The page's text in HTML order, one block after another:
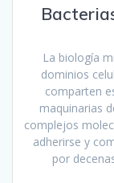
La biología
dominios
comparten
maquinarias
complejos
adherirse y
por